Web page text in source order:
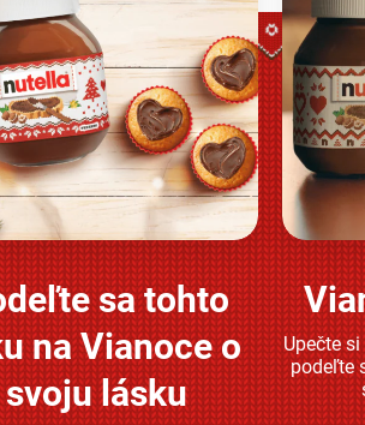
Zjistěte vícesa tohto
na Vianoce o
svoju lásku
Upečte
podeľte